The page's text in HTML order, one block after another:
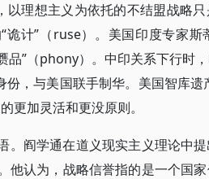
理想主义为依托的不结盟战略
计”（ruse）。美国印度专家斯
品”（phony）。中印关系下行时
，与美国联手制华。美国智库遗
更加灵活和更没原则。
。阎学通在道义现实主义理论中
他认为，战略信誉指的是一个国